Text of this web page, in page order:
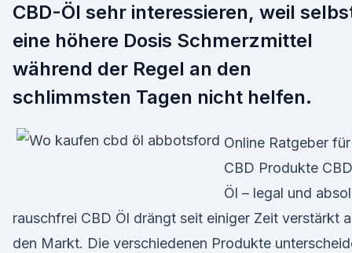
CBD-Öl sehr interessieren, weil
eine höhere Dosis Schmerzmittel
während der Regel an den
schlimmsten Tagen nicht helfen.
Online Ratgeber für
CBD Produkte CBD
Öl – legal und
rauschfrei CBD Öl drängt seit einiger Zeit verstärkt
den Markt. Die verschiedenen Produkte